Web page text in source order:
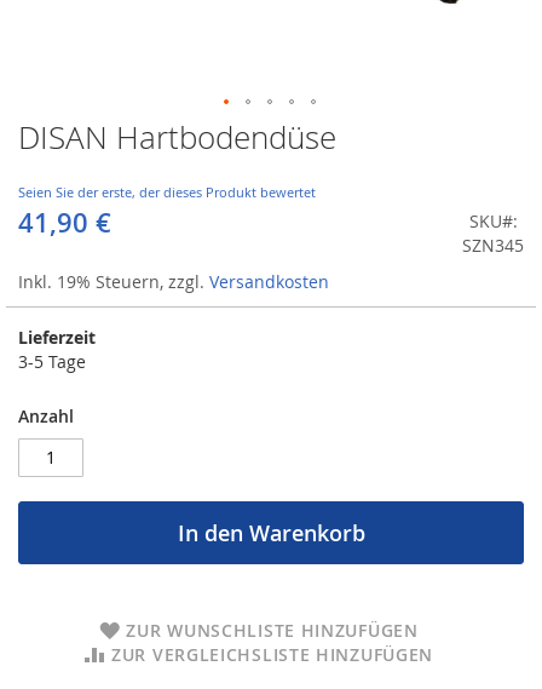
DISAN Hartbodendüse
Seien Sie der erste, der dieses Produkt bewertet
41,90 €
Inkl. 19% Steuern, zzgl. Versandkosten
SKU
SZN345
Lieferzeit
3-5 Tage
Anzahl
In den Warenkorb
ZUR WUNSCHLISTE HINZUFÜGEN
ZUR VERGLEICHSLISTE HINZUFÜGEN
Zum
Anfang
Bildergalerie
springen